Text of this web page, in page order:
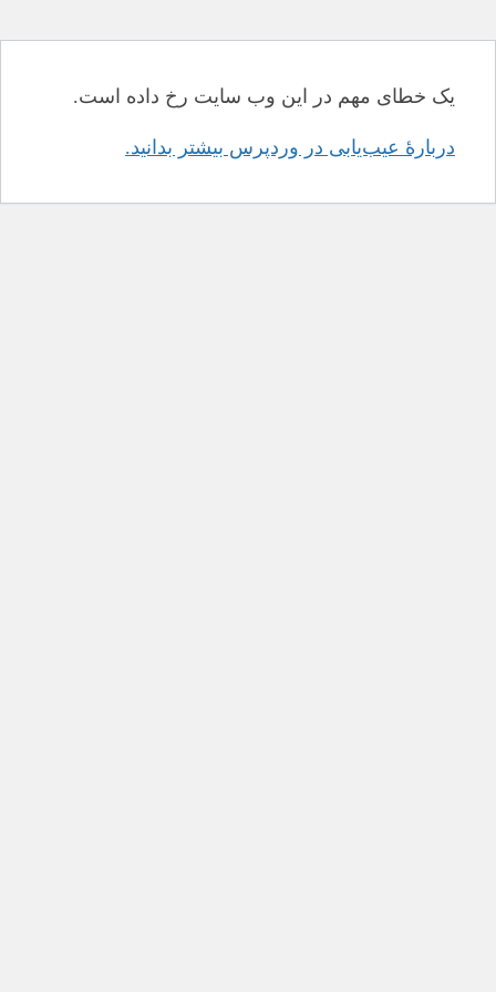
یک خطای مهم در این وب سایت رخ داده است.
دربارهٔ عیب‌یابی در وردپرس بیشتر بدانید.